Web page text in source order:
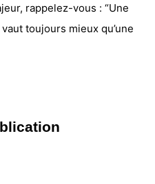
rappelez-vous : “Une
toujours mieux qu’une